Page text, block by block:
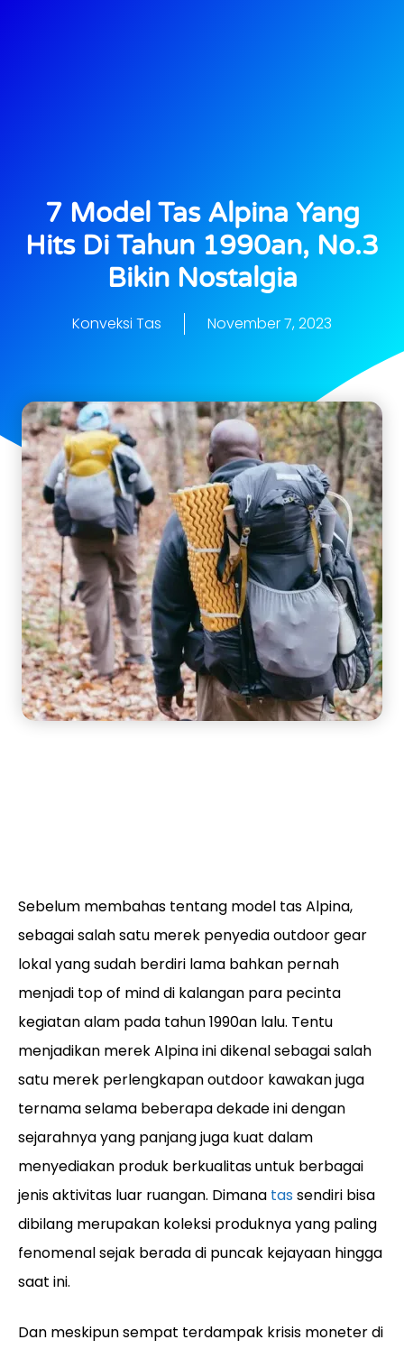
7 Model Tas Alpina Yang
Hits Di Tahun 1990an, No.3
Bikin Nostalgia
Konveksi Tas November 7, 2023
Sebelum membahas tentang model tas Alpina,
sebagai salah satu merek penyedia outdoor gear
lokal yang sudah berdiri lama bahkan pernah
menjadi top of mind di kalangan para pecinta
kegiatan alam pada tahun 1990an lalu. Tentu
menjadikan merek Alpina ini dikenal sebagai salah
satu merek perlengkapan outdoor kawakan juga
ternama selama beberapa dekade ini dengan
sejarahnya yang panjang juga kuat dalam
menyediakan produk berkualitas untuk berbagai
jenis aktivitas luar ruangan. Dimana tas sendiri bisa
dibilang merupakan koleksi produknya yang paling
fenomenal sejak berada di puncak kejayaan hingga
saat ini.
Dan meskipun sempat terdampak krisis moneter di